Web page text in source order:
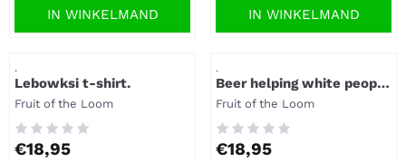
IN WINKELMAND IN WINKELMAND
.
Lebowksi t-shirt.
Merk:
Fruit of the Loom
Prijs: 18,95
€18,95
.
Beer helping white people
dance since 1842 t-shirt.
Merk:
Fruit of the Loom
Prijs: 18,95
€18,95